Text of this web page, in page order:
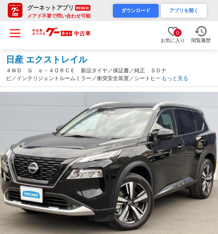
グーネットアプリ RENEW
メアド不要で問い合わせ可能
ダウンロード アプリを開く
0
お気に入り 閲覧履歴
日産 エクストレイル
４ＷＤ Ｇ ｅ－４ＯＲＣＥ 新品タイヤ／保証書／純正 ＳＤナ
ビ／インテリジェントルームミラー／衝突安全装置／シートヒータ
ー／全方位モニター／車線逸脱防止支援システム／シート 合皮／
プロパイロット／パーキングアシスト 自動操舵（東京都）
もっと見る